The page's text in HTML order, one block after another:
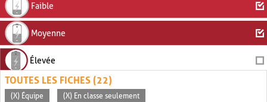
Faible
Moyenne
Élevée
TOUTES LES FICHES (22)
(X) Équipe (X) En classe seulement